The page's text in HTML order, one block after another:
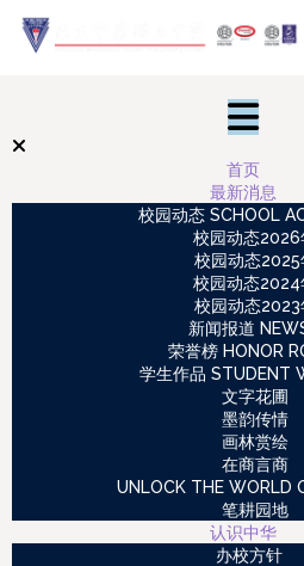
首页
最新消息
校园动态 SCHOOL
校园动态2026
校园动态2025
校园动态2024
校园动态2023
新闻报道
荣誉榜 HONOR
学生作品 STUDENT
文字花圃
墨韵传情
画林赏绘
在商言商
UNLOCK THE WORLD
笔耕园地
认识中华
办校方针